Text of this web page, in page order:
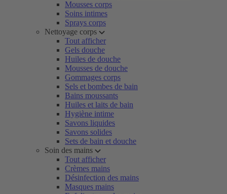
Mousses corps
Soins intimes
Sprays corps
Nettoyage corps
Tout afficher
Gels douche
Huiles de douche
Mousses de douche
Gommages corps
Sels et bombes de bain
Bains moussants
Huiles et laits de bain
Hygiène intime
Savons liquides
Savons solides
Sets de bain et douche
Soin des mains
Tout afficher
Crèmes mains
Désinfection des mains
Masques mains